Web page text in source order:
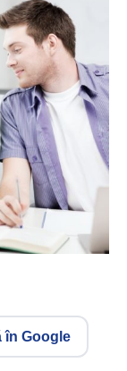
în Google